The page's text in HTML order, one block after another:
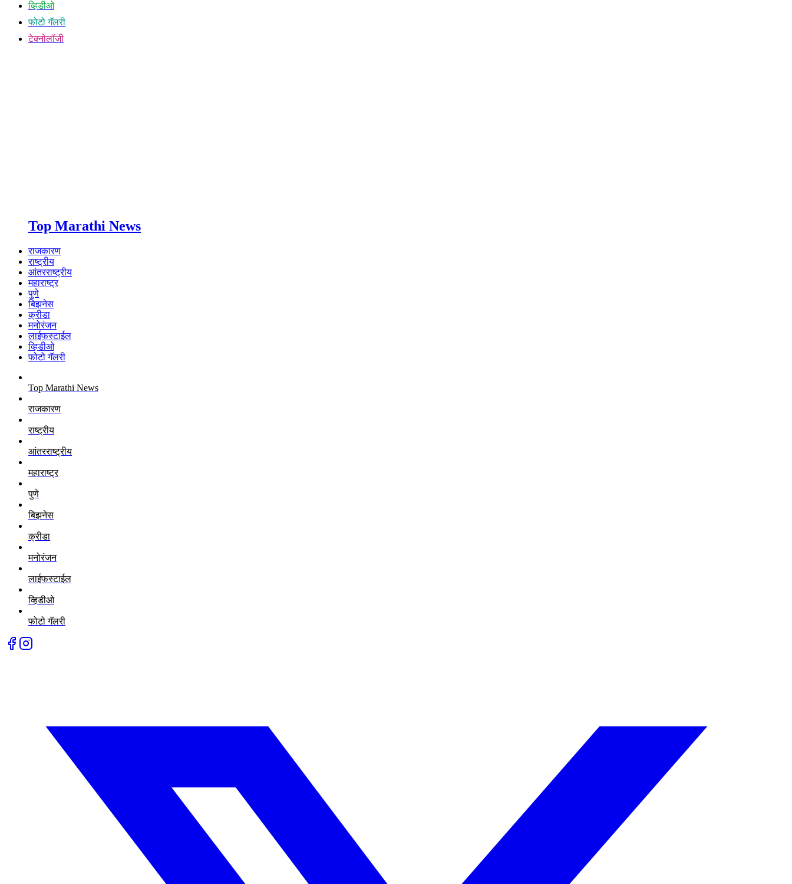
व्हिडीओ
फोटो गॅलरी
टेक्नोलॉजी
Top Marathi News
राजकारण
राष्ट्रीय
आंतरराष्ट्रीय
महाराष्ट्र
पुणे
बिझनेस
क्रीडा
मनोरंजन
लाईफस्टाईल
व्हिडीओ
फोटो गॅलरी
Top Marathi News
राजकारण
राष्ट्रीय
आंतरराष्ट्रीय
महाराष्ट्र
पुणे
बिझनेस
क्रीडा
मनोरंजन
लाईफस्टाईल
व्हिडीओ
फोटो गॅलरी